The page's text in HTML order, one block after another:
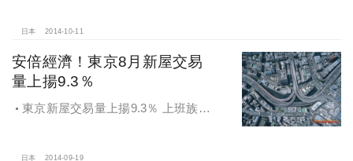
日本 2014-10-11
安倍經濟！東京8月新屋交易
量上揚9.3％
東京新屋交易量上揚9.3％ 上班族首
日本 2014-09-19